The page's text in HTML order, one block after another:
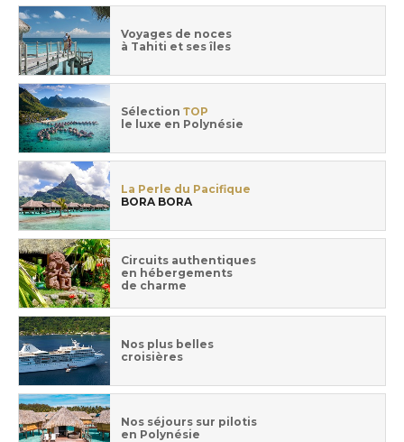
Voyages de noces
à Tahiti et ses îles
Sélection TOP
le luxe en Polynésie
La Perle du Pacifique
BORA BORA
Circuits authentiques
en hébergements
de charme
Nos plus belles
croisières
Nos séjours sur pilotis
en Polynésie